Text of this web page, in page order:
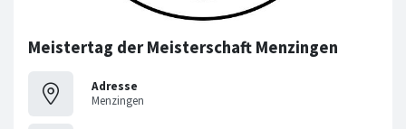
Meistertag der Meisterschaft Menzingen
Adresse
Menzingen